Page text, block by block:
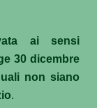
ai sensi
30 dicembre
non siano
.